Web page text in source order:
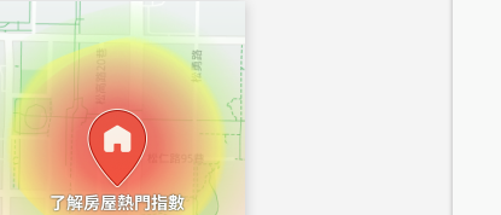
總價
1,020萬
總價
490萬